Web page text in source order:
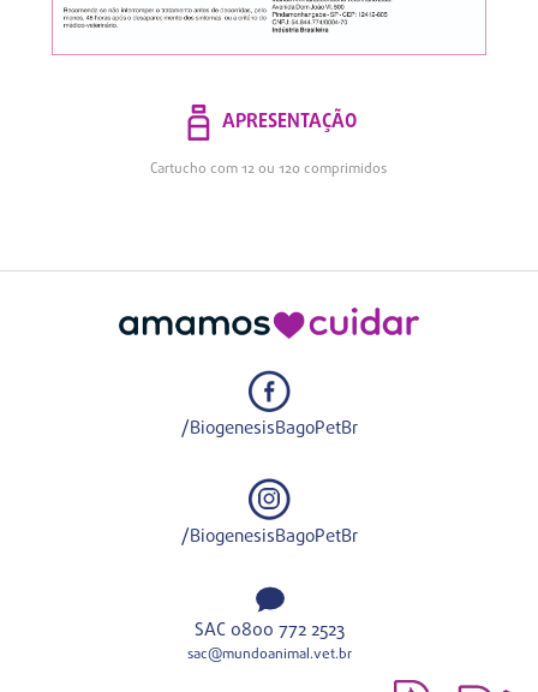
APRESENTAÇÃO
Cartucho com 12 ou 120 comprimidos
/BiogenesisBagoPetBr
/BiogenesisBagoPetBr
SAC 0800 772 2523
sac@mundoanimal.vet.br